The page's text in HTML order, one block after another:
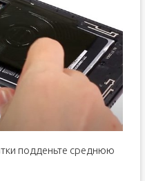
подденьте среднюю